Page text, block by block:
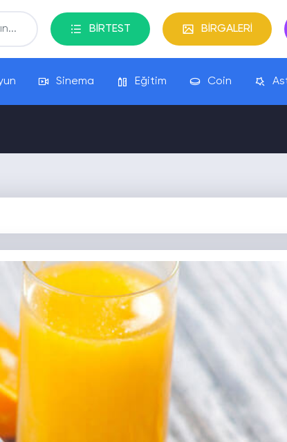
BİRTEST BİRGALERİ
Sinema Eğitim Coin